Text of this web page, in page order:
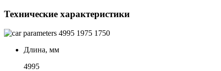
Технические характеристики
4995 1975 1750
Длина, мм
4995